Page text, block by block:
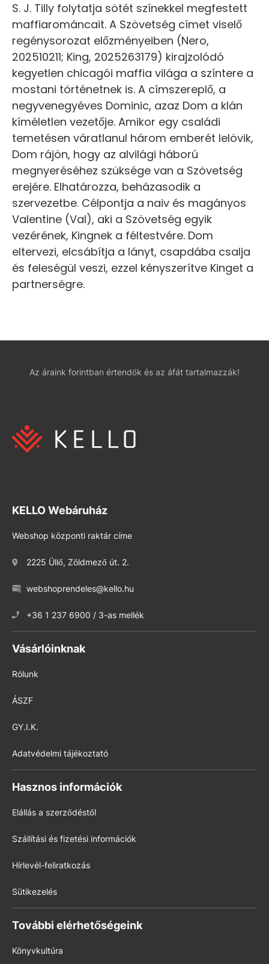
S. J. Tilly folytatja sötét színekkel megfestett
maffiarománcait. A Szövetség címet viselő
regénysorozat előzményeiben (Nero,
202510211; King, 2025263179) kirajzolódó
kegyetlen chicagói maffia világa a színtere a
mostani történetnek is. A címszereplő, a
negyvenegyéves Dominic, azaz Dom a klán
kíméletlen vezetője. Amikor egy családi
temetésen váratlanul három emberét lelövik,
Dom rájön, hogy az alvilági háború
megnyeréséhez szüksége van a Szövetség
erejére. Elhatározza, beházasodik a
szervezetbe. Célpontja a naiv és magányos
Valentine (Val), aki a Szövetség egyik
vezérének, Kingnek a féltestvére. Dom
eltervezi, elcsábítja a lányt, csapdába csalja
és feleségül veszi, ezzel kényszerítve Kinget a
partnerségre.
Az áraink forintban értendők és az áfát tartalmazzák!
KELLO Webáruház
Webshop központi raktár címe
2225 Üllő, Zöldmező út. 2.
webshoprendeles@kello.hu
+36 1 237 6900 / 3-as mellék
Vásárlóinknak
Rólunk
ÁSZF
GY.I.K.
Adatvédelmi tájékoztató
Hasznos információk
Elállás a szerződéstől
Szállítási és fizetési információk
Hírlevél-feliratkozás
Sütikezelés
További elérhetőségeink
Könyvkultúra